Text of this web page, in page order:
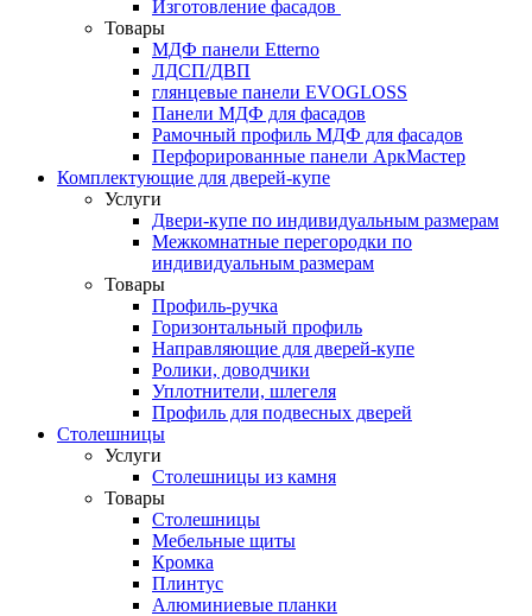
Изготовление фасадов
Товары
МДФ панели Etterno
ЛДСП/ДВП
глянцевые панели EVOGLOSS
Панели МДФ для фасадов
Рамочный профиль МДФ для фасадов
Перфорированные панели АркМастер
Комплектующие для дверей-купе
Услуги
Двери-купе по индивидуальным размерам
Межкомнатные перегородки по
индивидуальным размерам
Товары
Профиль-ручка
Горизонтальный профиль
Направляющие для дверей-купе
Ролики, доводчики
Уплотнители, шлегеля
Профиль для подвесных дверей
Столешницы
Услуги
Столешницы из камня
Товары
Столешницы
Мебельные щиты
Кромка
Плинтус
Алюминиевые планки